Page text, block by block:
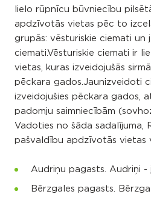
lielo rūpnīcu būvniecību
apdzīvotās vietas pēc to
grupās: vēsturiskie ciemati un
ciemati.Vēsturiskie ciemati ir
vietas, kuras izveidojušās
pēckara gados.Jaunizveidoti
izveidojušies pēckara gados,
padomju saimniecībām
Vadoties no šāda sadalījuma,
pašvaldību apdzīvotās vietas
Audriņu pagasts. Audriņi -
Bērzgales pagasts.